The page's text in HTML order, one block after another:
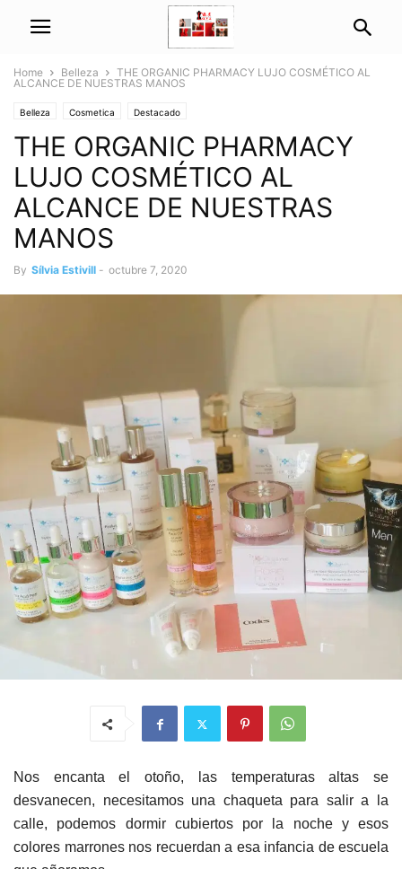
Home Belleza
THE ORGANIC PHARMACY LUJO COSMÉTICO AL
ALCANCE DE NUESTRAS MANOS
Belleza Cosmetica Destacado
THE ORGANIC PHARMACY
LUJO COSMÉTICO AL
ALCANCE DE NUESTRAS
MANOS
By Sílvia Estivill - octubre 7, 2020
Nos encanta el otoño, las temperaturas altas se
desvanecen, necesitamos una chaqueta para salir a la
calle, podemos dormir cubiertos por la noche y esos
colores marrones nos recuerdan a esa infancia de escuela